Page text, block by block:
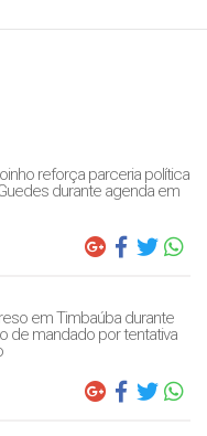
reforça parceria política
durante agenda em
em Timbaúba durante
de mandado por tentativa